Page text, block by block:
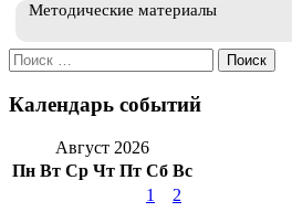
Методические материалы
Искать:
Календарь событий
Август 2026
Пн Вт Ср Чт Пт Сб Вс
1
2